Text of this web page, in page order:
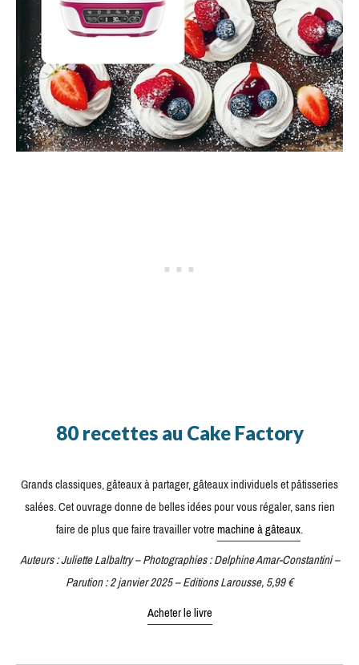
80 recettes au Cake Factory
Grands classiques, gâteaux à partager, gâteaux individuels et pâtisseries
salées. Cet ouvrage donne de belles idées pour vous régaler, sans rien
faire de plus que faire travailler votremachine à gâteaux.
Auteurs : Juliette Lalbaltry – Photographies : Delphine Amar-Constantini –
Parution : 2 janvier 2025 – Editions Larousse, 5,99 €
Acheter le livre